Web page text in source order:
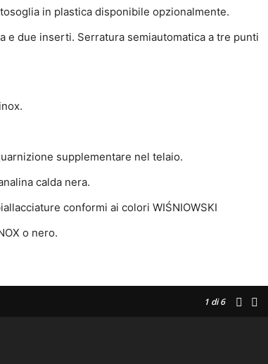
in plastica disponibile opzionalmente.
e due inserti. Serratura semiautomatica a tre punti
supplementare nel telaio.
calda nera.
conformi ai colori WIŚNIOWSKI
o nero.
1 di 6